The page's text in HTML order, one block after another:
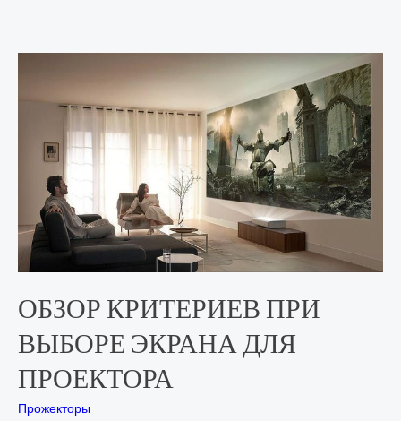
ОБЗОР КРИТЕРИЕВ ПРИ
ВЫБОРЕ ЭКРАНА ДЛЯ
ПРОЕКТОРА
Прожекторы